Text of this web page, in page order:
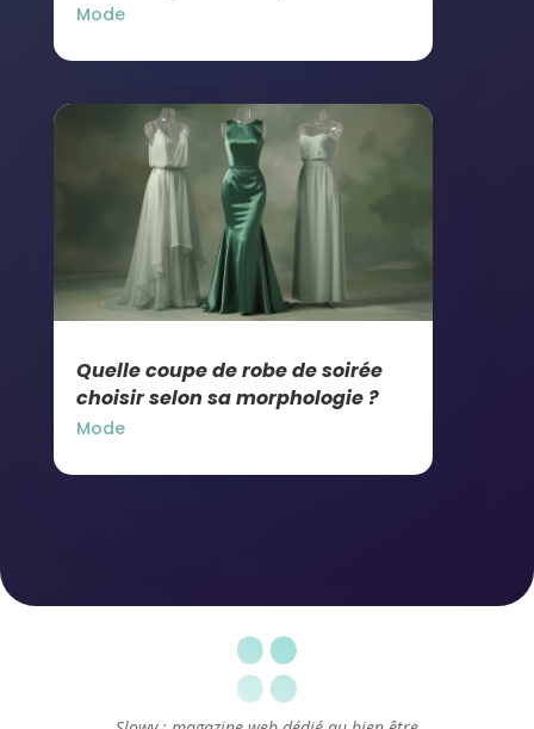
Mode
Quelle coupe de robe de soirée
choisir selon sa morphologie ?
Mode